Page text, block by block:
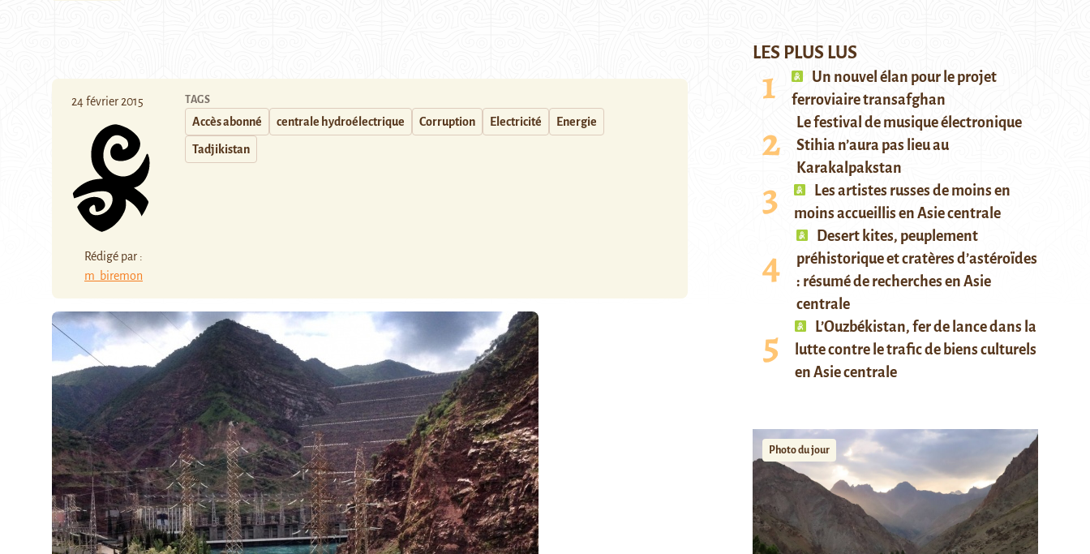
24 février 2015
Rédigé par :
m_biremon
TAGS
Accès abonné centrale hydroélectrique Corruption Electricité Energie
Tadjikistan
LES PLUS LUS
Un nouvel élan pour le projet
ferroviaire transafghan
Le festival de musique électronique
Stihia n’aura pas lieu au
Karakalpakstan
Les artistes russes de moins en
moins accueillis en Asie centrale
Desert kites, peuplement
préhistorique et cratères d’astéroïdes
: résumé de recherches en Asie
centrale
L’Ouzbékistan, fer de lance dans la
lutte contre le trafic de biens culturels
en Asie centrale
Photo du jour